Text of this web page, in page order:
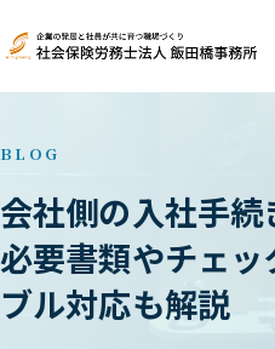
BLOG
会社側の入社手続
必要書類やチェ
ブル対応も解説